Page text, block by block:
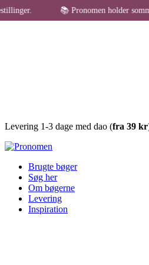
Levering 1-3 dage med dao (fra 39 kr
Brugte bøger
Søg her
Om bøgerne
Levering
Inspiration
📚 Pronomen holder sommerpause